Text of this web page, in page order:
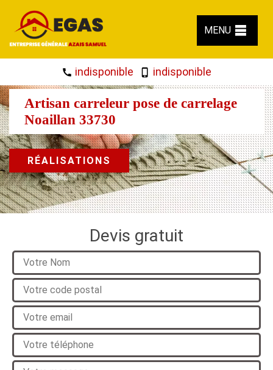
MENU
indisponible indisponible
Artisan carreleur pose de carrelage
Noaillan 33730
RÉALISATIONS
Devis gratuit